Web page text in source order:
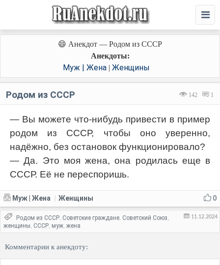
😄 Анекдот — Родом из СССР
Анекдоты:
Муж | Жена | Женщины
142 1
Родом из СССР
— Вы можете что-нибудь привести в пример
родом из СССР, чтобы оно уверенно,
надёжно, без остановок функционировало?
— Да. Это моя жена, она родилась еще в
СССР. Её не переспоришь.
0
Муж | Жена Женщины
11.12.2024
Родом из СССР, Советские граждане, Советский Союз,
женщины, СССР, муж, жена
Комментарии к анекдоту: